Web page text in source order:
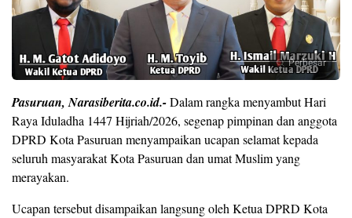
Perbesar
Pasuruan, Narasiberita.co.id.-Dalam rangka menyambut Hari
Raya Iduladha 1447 Hijriah/2026, segenap pimpinan dan anggota
DPRD Kota Pasuruan menyampaikan ucapan selamat kepada
seluruh masyarakat Kota Pasuruan dan umat Muslim yang
merayakan.
Ucapan tersebut disampaikan langsung oleh Ketua DPRD Kota